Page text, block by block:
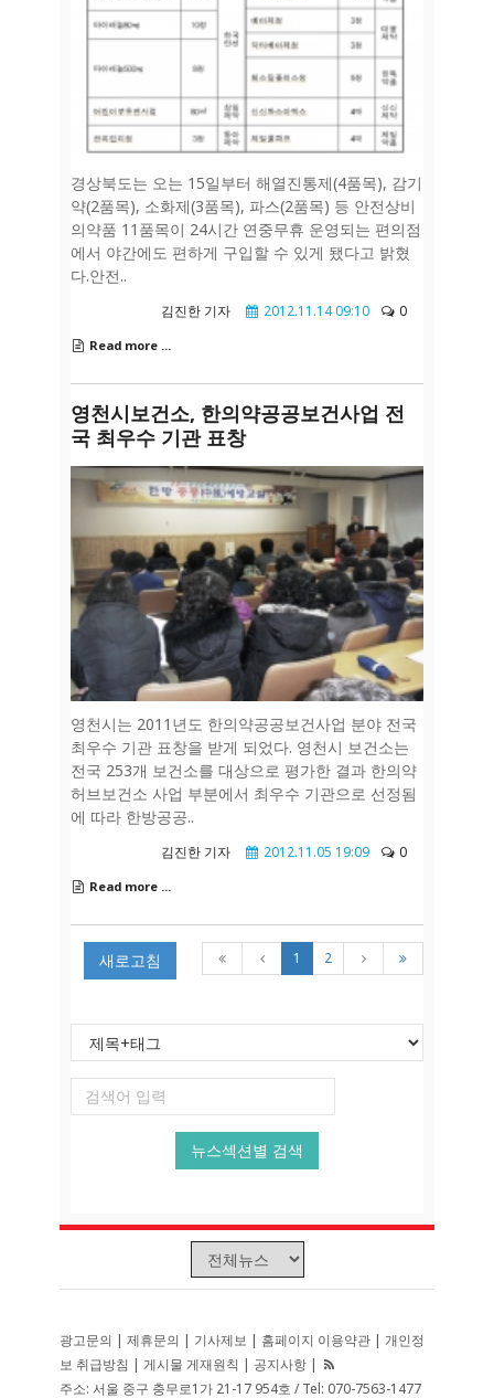
경상북도는 오는 15일부터 해열진통제(4품목), 감기
약(2품목), 소화제(3품목), 파스(2품목) 등 안전상비
의약품 11품목이 24시간 연중무휴 운영되는 편의점
에서 야간에도 편하게 구입할 수 있게 됐다고 밝혔
다.안전..
김진한 기자 2012.11.14 09:10 0
Read more ...
영천시보건소, 한의약공공보건사업 전
국 최우수 기관 표창
영천시는 2011년도 한의약공공보건사업 분야 전국
최우수 기관 표창을 받게 되었다. 영천시 보건소는
전국 253개 보건소를 대상으로 평가한 결과 한의약
허브보건소 사업 부분에서 최우수 기관으로 선정됨
에 따라 한방공공..
김진한 기자 2012.11.05 19:09 0
Read more ...
새로고침 1 2
광고문의 | 제휴문의 | 기사제보 | 홈페이지 이용약관 | 개인정
보 취급방침 | 게시물 게재원칙 | 공지사항 |
주소: 서울 중구 충무로1가 21-17 954호 / Tel: 070-7563-1477